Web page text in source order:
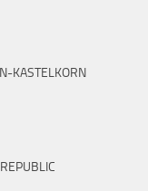
KASTELKORN